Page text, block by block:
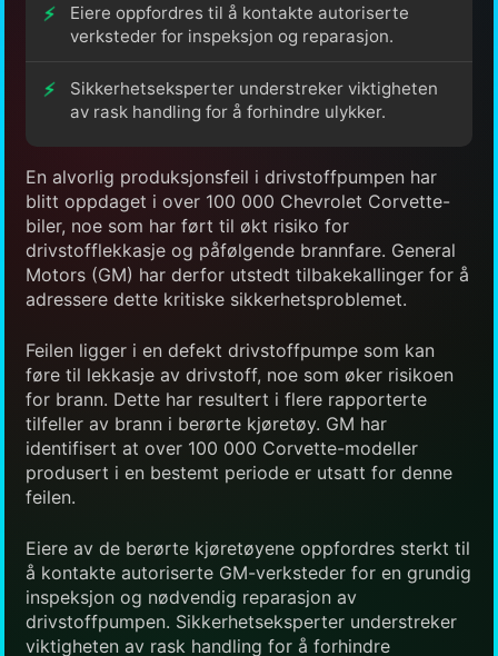
Eiere oppfordres til å kontakte autoriserte
verksteder for inspeksjon og reparasjon.
Sikkerhetseksperter understreker viktigheten
av rask handling for å forhindre ulykker.
En alvorlig produksjonsfeil i drivstoffpumpen har
blitt oppdaget i over 100 000 Chevrolet Corvette-
biler, noe som har ført til økt risiko for
drivstofflekkasje og påfølgende brannfare. General
Motors (GM) har derfor utstedt tilbakekallinger for å
adressere dette kritiske sikkerhetsproblemet.
Feilen ligger i en defekt drivstoffpumpe som kan
føre til lekkasje av drivstoff, noe som øker risikoen
for brann. Dette har resultert i flere rapporterte
tilfeller av brann i berørte kjøretøy. GM har
identifisert at over 100 000 Corvette-modeller
produsert i en bestemt periode er utsatt for denne
feilen.
Eiere av de berørte kjøretøyene oppfordres sterkt til
å kontakte autoriserte GM-verksteder for en grundig
inspeksjon og nødvendig reparasjon av
drivstoffpumpen. Sikkerhetseksperter understreker
viktigheten av rask handling for å forhindre